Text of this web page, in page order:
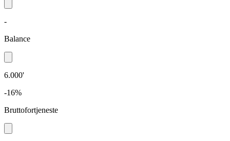
-
Balance
6.000'
-16%
Bruttofortjeneste